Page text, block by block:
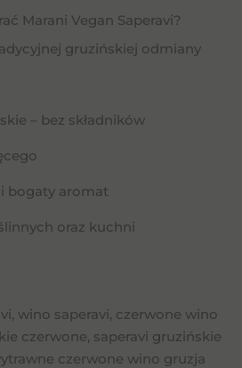
Marani Vegan Saperavi?
gruzińskiej odmiany
– bez składników
bogaty aromat
oraz kuchni
wino saperavi, czerwone wino
czerwone, saperavi gruzińskie
czerwone wino gruzja